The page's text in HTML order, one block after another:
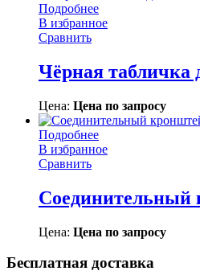
Подробнее
В избранное
Сравнить
Чёрная табличка
Цена: Цена по запросу
Подробнее
В избранное
Сравнить
Соединительный
Цена: Цена по запросу
Бесплатная доставка